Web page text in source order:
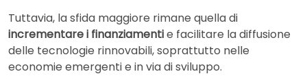
Tuttavia, la sfida maggiore rimane quella di
incrementare i finanziamentie facilitare la diffusione
delle tecnologie rinnovabili, soprattutto nelle
economie emergenti e in via di sviluppo.